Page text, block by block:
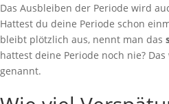
Das Ausbleiben der Periode wird
Hattest du deine Periode schon
bleibt plötzlich aus, nennt man das
hattest deine Periode noch nie? Das
genannt.